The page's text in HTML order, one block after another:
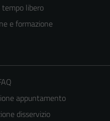
libero
e formazione
appuntamento
disservizio